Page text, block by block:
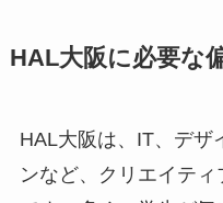
HAL大阪に必要な
HAL大阪は、IT、デザ
ンなど、クリエイテ